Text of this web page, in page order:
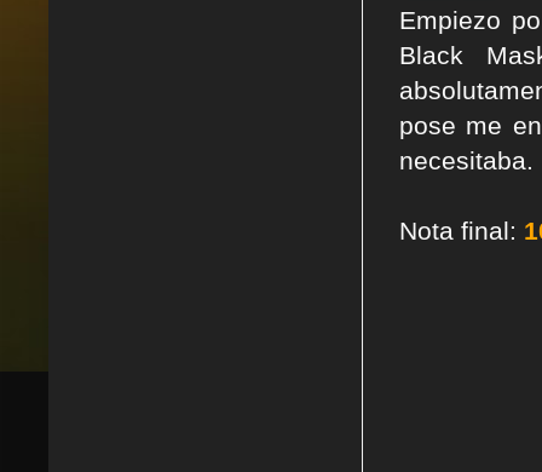
Empiezo
Black
pose me
necesitaba.
Nota final: